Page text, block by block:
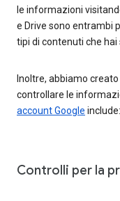
le informazioni
e Drive sono entrambi
tipi di contenuti che hai
Inoltre, abbiamo
controllare le
account Google include:
Controlli per la